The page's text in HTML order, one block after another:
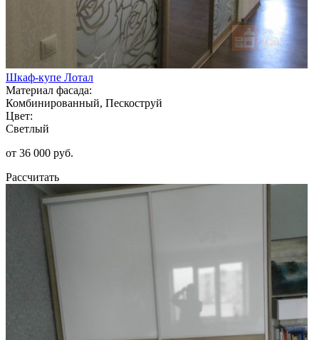
Шкаф-купе Лотал
Материал фасада:
Комбинированный, Пескоструй
Цвет:
Светлый
от 36 000 руб.
Рассчитать